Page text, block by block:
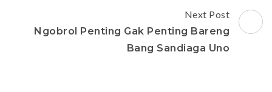
Next Post
Ngobrol Penting Gak Penting Bareng
Bang Sandiaga Uno